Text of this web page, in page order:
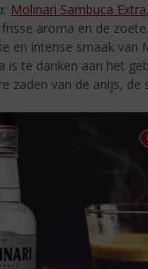
Molinari Sambuca Extra
aroma en de
en intense smaak van
is te danken aan het
zaden van de anijs, de